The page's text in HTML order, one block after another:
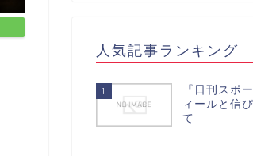
人気記事ランキング
1
『日刊スポ
ィールと信
て